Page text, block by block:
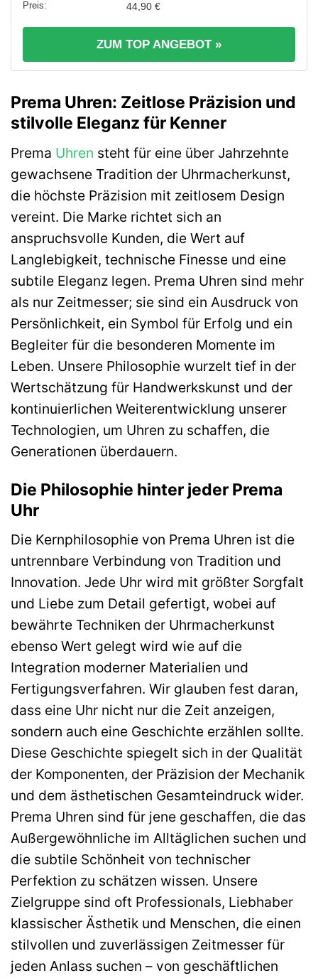
44,90 €
ZUM TOP ANGEBOT »
Prema Uhren: Zeitlose Präzision und
stilvolle Eleganz für Kenner
Prema Uhren steht für eine über Jahrzehnte
gewachsene Tradition der Uhrmacherkunst,
die höchste Präzision mit zeitlosem Design
vereint. Die Marke richtet sich an
anspruchsvolle Kunden, die Wert auf
Langlebigkeit, technische Finesse und eine
subtile Eleganz legen. Prema Uhren sind mehr
als nur Zeitmesser; sie sind ein Ausdruck von
Persönlichkeit, ein Symbol für Erfolg und ein
Begleiter für die besonderen Momente im
Leben. Unsere Philosophie wurzelt tief in der
Wertschätzung für Handwerkskunst und der
kontinuierlichen Weiterentwicklung unserer
Technologien, um Uhren zu schaffen, die
Generationen überdauern.
Die Philosophie hinter jeder Prema
Uhr
Die Kernphilosophie von Prema Uhren ist die
untrennbare Verbindung von Tradition und
Innovation. Jede Uhr wird mit größter Sorgfalt
und Liebe zum Detail gefertigt, wobei auf
bewährte Techniken der Uhrmacherkunst
ebenso Wert gelegt wird wie auf die
Integration moderner Materialien und
Fertigungsverfahren. Wir glauben fest daran,
dass eine Uhr nicht nur die Zeit anzeigen,
sondern auch eine Geschichte erzählen sollte.
Diese Geschichte spiegelt sich in der Qualität
der Komponenten, der Präzision der Mechanik
und dem ästhetischen Gesamteindruck wider.
Prema Uhren sind für jene geschaffen, die das
Außergewöhnliche im Alltäglichen suchen und
die subtile Schönheit von technischer
Perfektion zu schätzen wissen. Unsere
Zielgruppe sind oft Professionals, Liebhaber
klassischer Ästhetik und Menschen, die einen
stilvollen und zuverlässigen Zeitmesser für
jeden Anlass suchen – von geschäftlichen